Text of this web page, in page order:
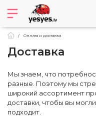
Оплата и доставка
Доставка
Мы знаем, что
разные. Поэтому мы
широкий ассортимент
доставки, чтобы вы
подходит.